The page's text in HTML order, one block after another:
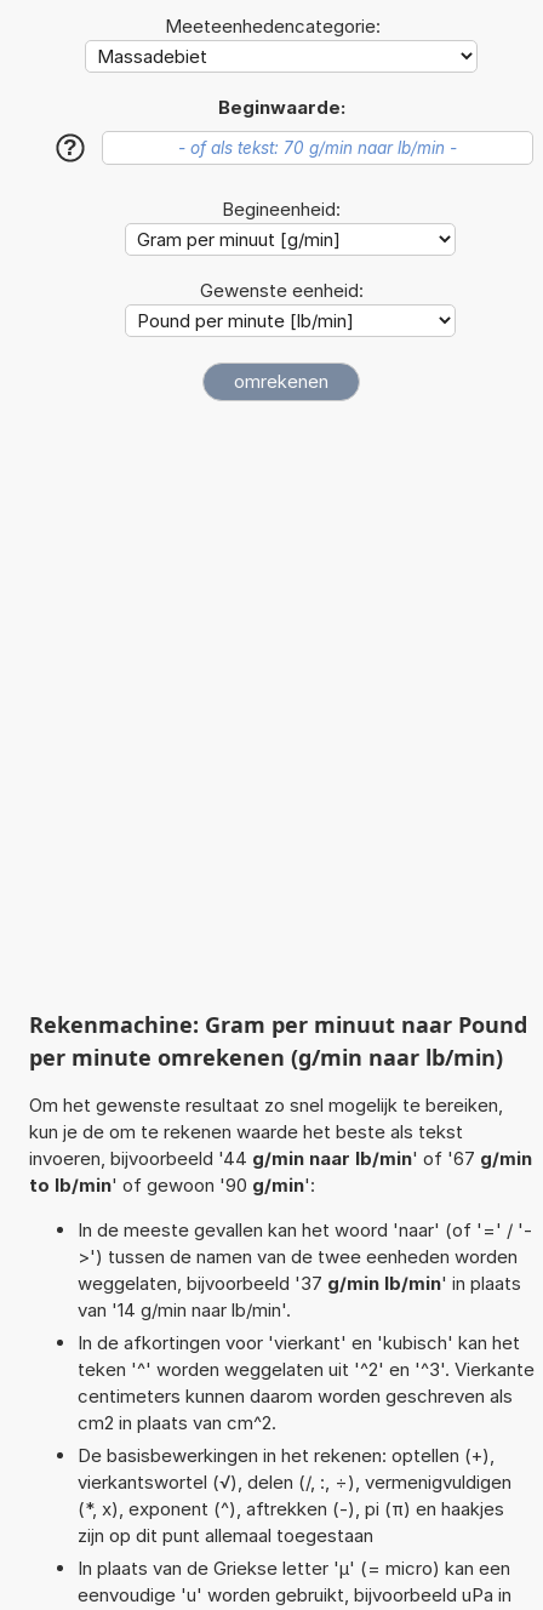
Meeteenhedencategorie:
Beginwaarde:
?
Begineenheid:
Gewenste eenheid:
Rekenmachine: Gram per minuut naar Pound
per minute omrekenen (g/min naar lb/min)
Om het gewenste resultaat zo snel mogelijk te bereiken,
kun je de om te rekenen waarde het beste als tekst
invoeren, bijvoorbeeld '44 g/min naar lb/min' of '67 g/min
to lb/min' of gewoon '90 g/min':
In de meeste gevallen kan het woord 'naar' (of '=' / '-
>') tussen de namen van de twee eenheden worden
weggelaten, bijvoorbeeld '37 g/min lb/min' in plaats
van '14 g/min naar lb/min'.
In de afkortingen voor 'vierkant' en 'kubisch' kan het
teken '^' worden weggelaten uit '^2' en '^3'. Vierkante
centimeters kunnen daarom worden geschreven als
cm2 in plaats van cm^2.
De basisbewerkingen in het rekenen: optellen (+),
vierkantswortel (√), delen (/, :, ÷), vermenigvuldigen
(*, x), exponent (^), aftrekken (-), pi (π) en haakjes
zijn op dit punt allemaal toegestaan
In plaats van de Griekse letter 'µ' (= micro) kan een
eenvoudige 'u' worden gebruikt, bijvoorbeeld uPa in